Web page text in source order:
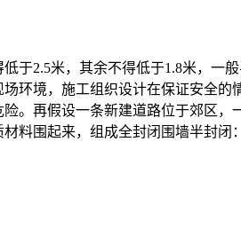
2.5米，其余不得低于1.8米，一
环境，施工组织设计在保证安全
。再假设一条新建道路位于郊区
料围起来，组成全封闭围墙半封闭